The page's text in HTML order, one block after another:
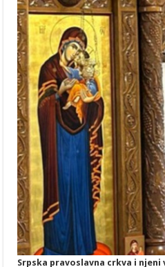
Srpska pravoslavna crkva i